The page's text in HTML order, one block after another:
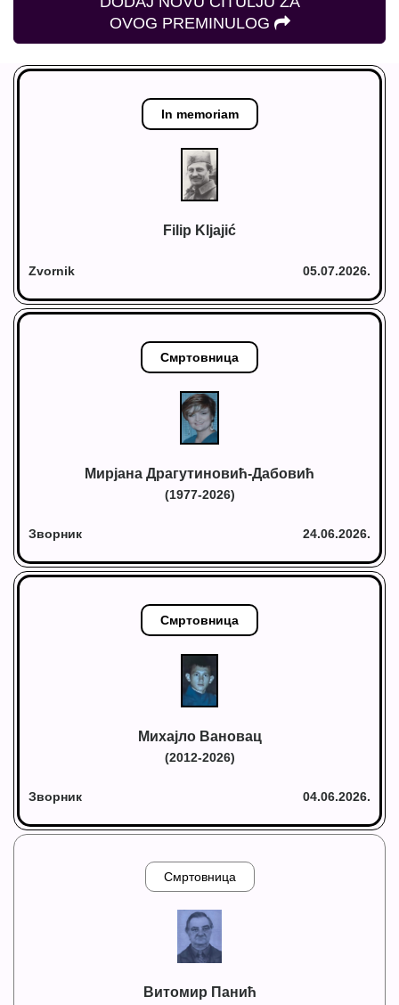
OVOG PREMINULOG
In memoriam
Filip Kljajić
Zvornik 05.07.2026.
Смртовница
Мирјана Драгутиновић-Дабовић
(1977-2026)
Зворник 24.06.2026.
Смртовница
Михајло Вановац
(2012-2026)
Зворник 04.06.2026.
Смртовница
Витомир Панић